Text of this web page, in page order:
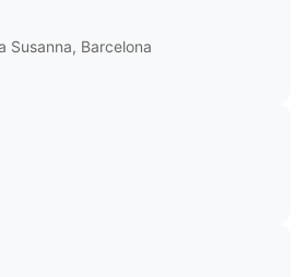
Susanna, Barcelona